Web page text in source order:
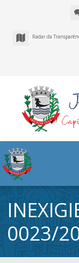
Radar da
0023/